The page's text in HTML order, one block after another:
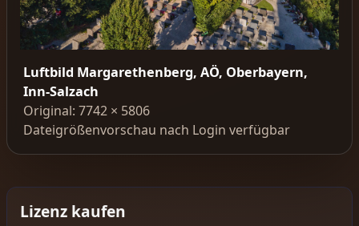
Luftbild Margarethenberg, AÖ, Oberbayern,
Inn-Salzach
Original: 7742 × 5806
Dateigrößenvorschau nach Login verfügbar
Lizenz kaufen